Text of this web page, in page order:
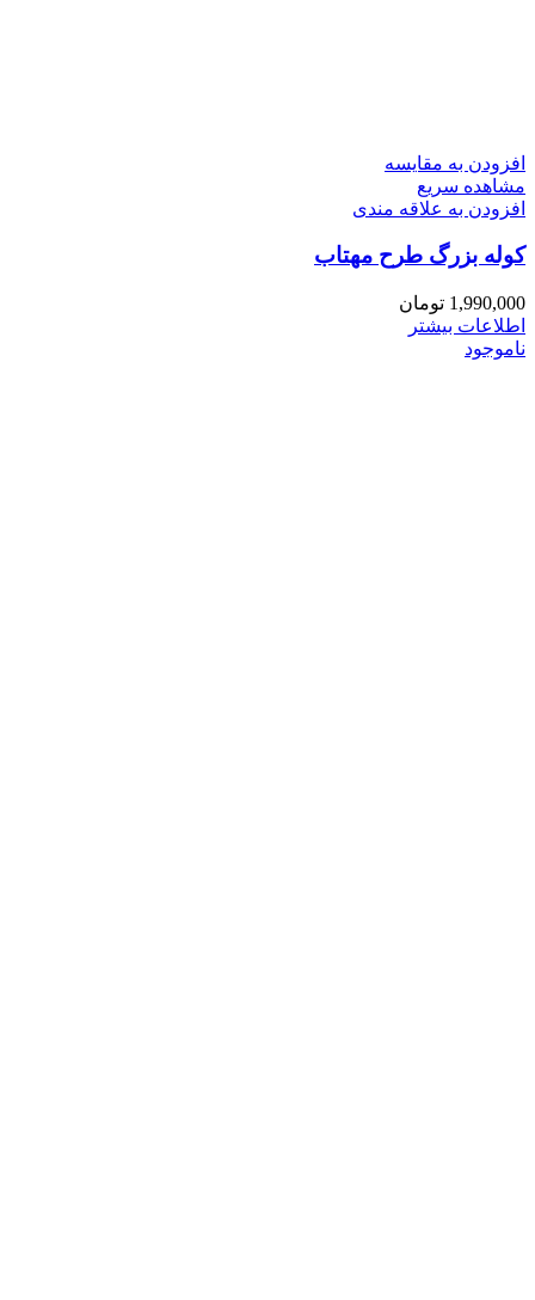
افزودن به مقایسه
مشاهده سریع
افزودن به علاقه مندی
کوله بزرگ طرح مهتاب
1,990,000 تومان
اطلاعات بیشتر
ناموجود